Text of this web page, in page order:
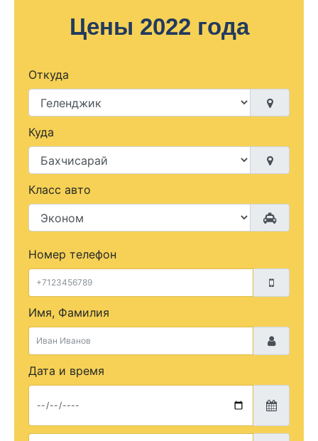
Цены 2022 года
Откуда
Куда
Класс авто
Номер телефон
Имя, Фамилия
Дата и время